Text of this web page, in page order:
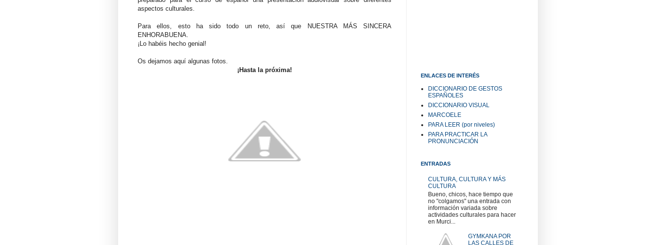
aspectos culturales.
Para ellos, esto ha sido todo un reto, así que NUESTRA MÁS SINCERA
ENHORABUENA.
¡Lo habéis hecho genial!
Os dejamos aquí algunas fotos.
¡Hasta la próxima!
ENLACES DE INTERÉS
DICCIONARIO DE GESTOS
ESPAÑOLES
DICCIONARIO VISUAL
MARCOELE
PARA LEER (por niveles)
PARA PRACTICAR LA
PRONUNCIACIÓN
ENTRADAS
CULTURA, CULTURA Y MÁS
CULTURA
Bueno, chicos, hace tiempo que
no "colgamos" una entrada con
información variada sobre
actividades culturales para hacer
en Murci...
GYMKANA POR
LAS CALLES DE